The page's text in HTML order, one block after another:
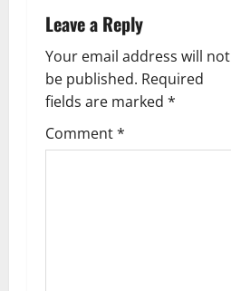
v
i
g
a
t
Leave a Reply
Your email address will not
be published. Required
fields are marked *
Comment*